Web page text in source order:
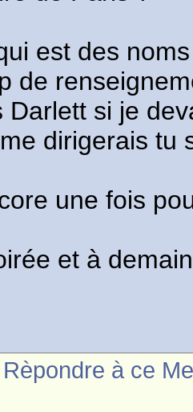
est des
de
Darlett si je
dirigerais tu
une fois
et à
Rèpondre à ce